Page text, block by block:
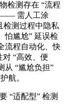
检测存在 “流程
—— 需人工涂
检测过程中隐私
怕尴尬” 延误检
流程自动化、快
“高效、便
从 “尴尬负担”
航。
“适配型” 检测